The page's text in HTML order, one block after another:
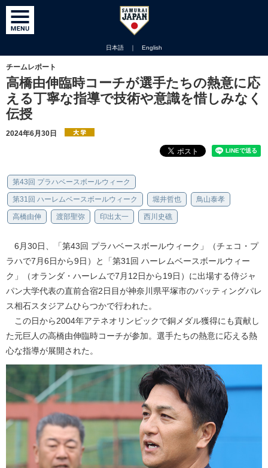
日本語 ｜ English
チームレポート
高橋由伸臨時コーチが選手たちの熱意に応
える丁寧な指導で技術や意識を惜しみなく
伝授
2024年6月30日
第43回 プラハベースボールウィーク
第31回 ハーレムベースボールウィーク 堀井哲也 鳥山泰孝
高橋由伸 渡部聖弥 印出太一 西川史礁
6月30日、「第43回 プラハベースボールウィーク」（チェコ・プ
ラハで7月6日から9日）と「第31回 ハーレムベースボールウィー
ク」（オランダ・ハーレムで7月12日から19日）に出場する侍ジャ
パン大学代表の直前合宿2日目が神奈川県平塚市のバッティングパレ
ス相石スタジアムひらつかで行われた。
この日から2004年アテネオリンピックで銅メダル獲得にも貢献し
た元巨人の高橋由伸臨時コーチが参加。選手たちの熱意に応える熱
心な指導が展開された。